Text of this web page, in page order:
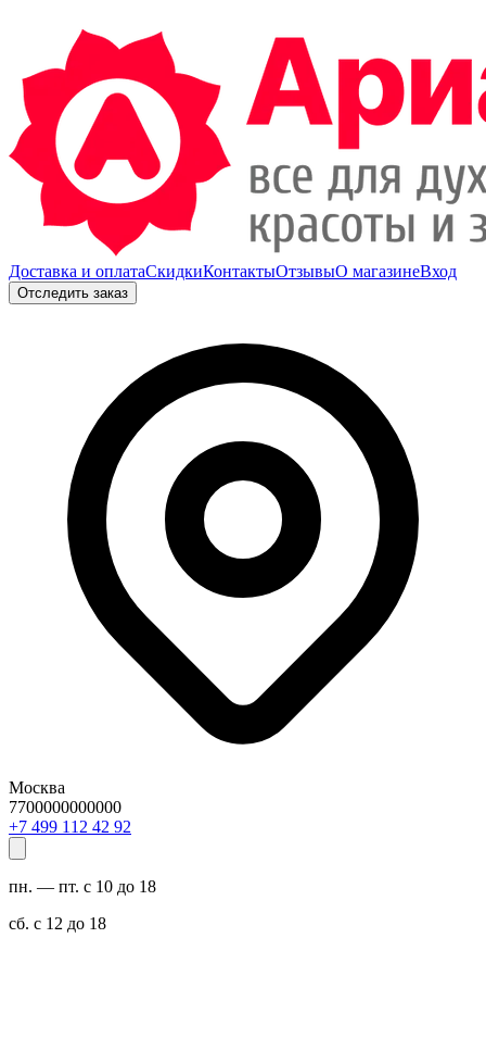
Доставка и оплатаСкидкиКонтактыОтзывыО магазинеВход
Отследить заказ
Москва
7700000000000
29 24 211 994 7+
пн. — пт. с 10 до 18
сб. с 12 до 18